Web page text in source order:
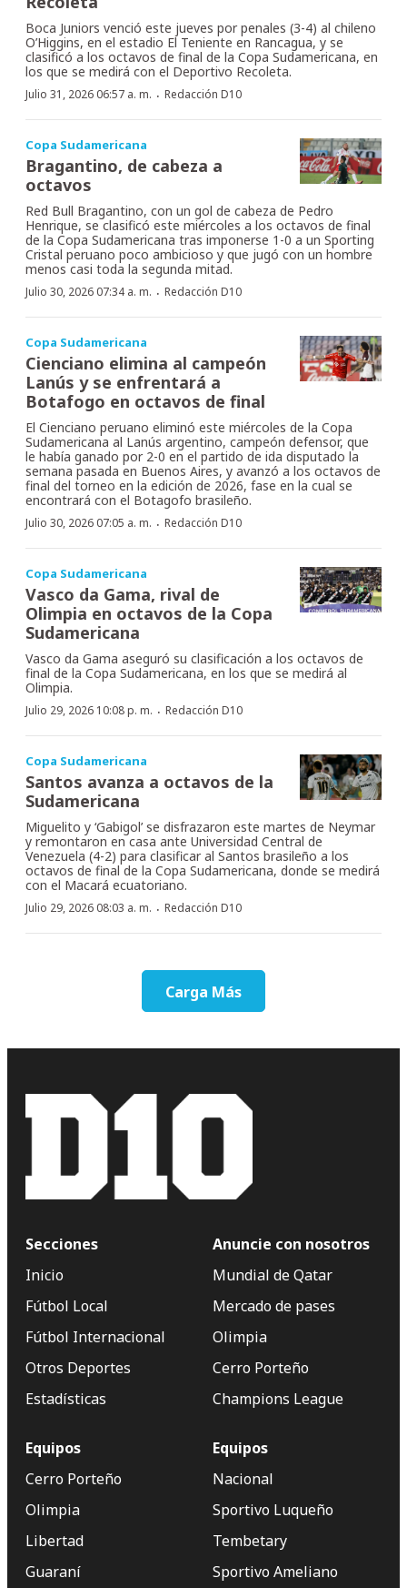
Boca Juniors venció este jueves por penales (3-4) al chileno
O’Higgins, en el estadio El Teniente en Rancagua, y se
clasificó a los octavos de final de la Copa Sudamericana, en
los que se medirá con el Deportivo Recoleta.
Julio 31, 2026 06:57 a. m. · Redacción D10
Copa Sudamericana
Bragantino, de cabeza a
octavos
Red Bull Bragantino, con un gol de cabeza de Pedro
Henrique, se clasificó este miércoles a los octavos de final
de la Copa Sudamericana tras imponerse 1-0 a un Sporting
Cristal peruano poco ambicioso y que jugó con un hombre
menos casi toda la segunda mitad.
Julio 30, 2026 07:34 a. m. · Redacción D10
Copa Sudamericana
Cienciano elimina al campeón
Lanús y se enfrentará a
Botafogo en octavos de final
El Cienciano peruano eliminó este miércoles de la Copa
Sudamericana al Lanús argentino, campeón defensor, que
le había ganado por 2-0 en el partido de ida disputado la
semana pasada en Buenos Aires, y avanzó a los octavos de
final del torneo en la edición de 2026, fase en la cual se
encontrará con el Botagofo brasileño.
Julio 30, 2026 07:05 a. m. · Redacción D10
Copa Sudamericana
Vasco da Gama, rival de
Olimpia en octavos de la Copa
Sudamericana
Vasco da Gama aseguró su clasificación a los octavos de
final de la Copa Sudamericana, en los que se medirá al
Olimpia.
Julio 29, 2026 10:08 p. m. · Redacción D10
Copa Sudamericana
Santos avanza a octavos de la
Sudamericana
Miguelito y ‘Gabigol’ se disfrazaron este martes de Neymar
y remontaron en casa ante Universidad Central de
Venezuela (4-2) para clasificar al Santos brasileño a los
octavos de final de la Copa Sudamericana, donde se medirá
con el Macará ecuatoriano.
Julio 29, 2026 08:03 a. m. · Redacción D10
Carga Más
Secciones
Inicio
Fútbol Local
Fútbol Internacional
Otros Deportes
Estadísticas
Anuncie con nosotros
Mundial de Qatar
Mercado de pases
Olimpia
Cerro Porteño
Champions League
Equipos
Cerro Porteño
Olimpia
Libertad
Guaraní
Equipos
Nacional
Sportivo Luqueño
Tembetary
Sportivo Ameliano